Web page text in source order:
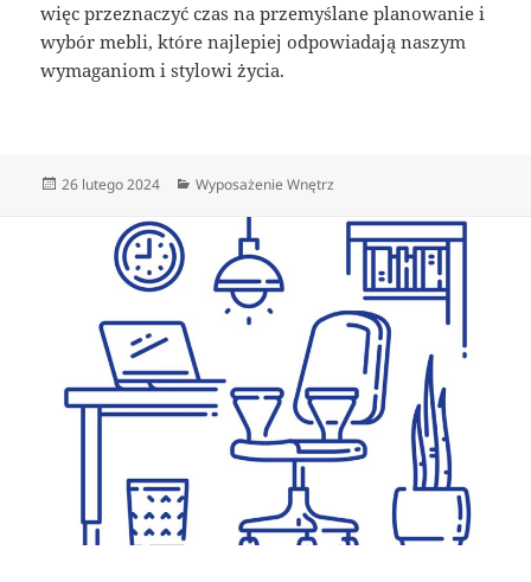
więc przeznaczyć czas na przemyślane planowanie i
wybór mebli, które najlepiej odpowiadają naszym
wymaganiom i stylowi życia.
Data
26 lutego 2024 Kategorie
Wyposażenie Wnętrz